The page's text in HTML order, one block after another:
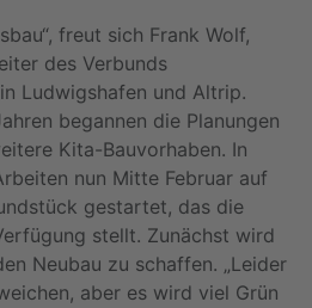
freut sich Frank Wolf,
des Verbunds
Ludwigshafen und Altrip.
begannen die Planungen
Kita-Bauvorhaben. In
nun Mitte Februar auf
gestartet, das die
stellt. Zunächst wird
Neubau zu schaffen. „Leider
aber es wird viel Grün